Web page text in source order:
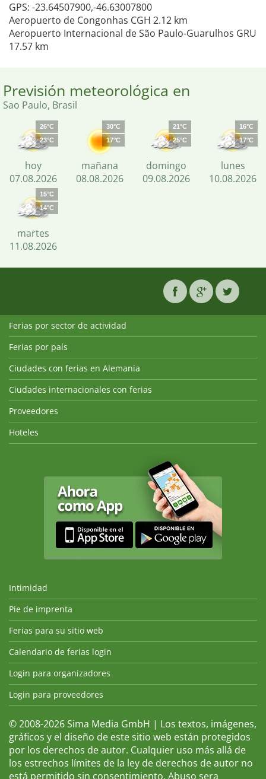
GPS: -23.64507900,-46.63007800
Aeropuerto de Congonhas CGH 2.12 km
Aeropuerto Internacional de São Paulo-Guarulhos GRU
17.57 km
Previsión meteorológica en
Sao Paulo, Brasil
26°C
23°C
hoy
07.08.2026
30°C
17°C
mañana
08.08.2026
21°C
25°C
domingo
09.08.2026
16°C
17°C
lunes
10.08.2026
15°C
14°C
martes
11.08.2026
Ferias por sector de actividad
Ferias por país
Ciudades con ferias en Alemania
Ciudades internacionales con ferias
Proveedores
Hoteles
Intimidad
Pie de imprenta
Ferias para su sitio web
Calendario de ferias login
Login para organizadores
Login para proveedores
© 2008-2026 Sima Media GmbH | Los textos, imágenes,
gráficos y el diseño de este sitio web están protegidos
por los derechos de autor. Cualquier uso más allá de
los estrechos límites de la ley de derechos de autor no
está permitido sin consentimiento. Abuso sera